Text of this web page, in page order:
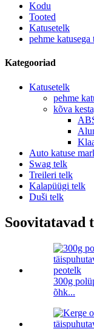
Kodu
Tooted
Katusetelk
pehme katusega
Kategooriad
Katusetelk
pehme
kõva
Auto katuse
Swag telk
Treileri telk
Kalapüügi telk
Duši telk
Soovitatavad
300g
õhk...